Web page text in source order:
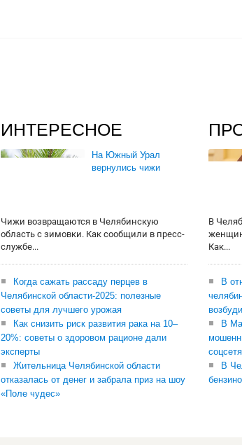
ИНТЕРЕСНОЕ
На Южный Урал
вернулись чижи
Чижи возвращаются в Челябинскую
область с зимовки. Как сообщили в пресс-
службе...
Когда сажать рассаду перцев в
Челябинской области-2025: полезные
советы для лучшего урожая
Как снизить риск развития рака на 10–
20%: советы о здоровом рационе дали
эксперты
Жительница Челябинской области
отказалась от денег и забрала приз на шоу
«Поле чудес»
В
Как...
В
В
В